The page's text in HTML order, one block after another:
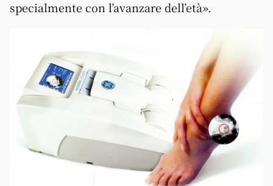
specialmente con l’avanzare dell’età».